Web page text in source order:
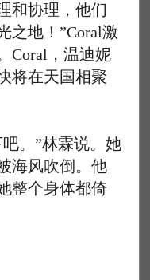
和协理，他们
之地！”Coral激
Coral，温迪妮
将在天国相聚
。”林霖说。她
海风吹倒。他
整个身体都倚